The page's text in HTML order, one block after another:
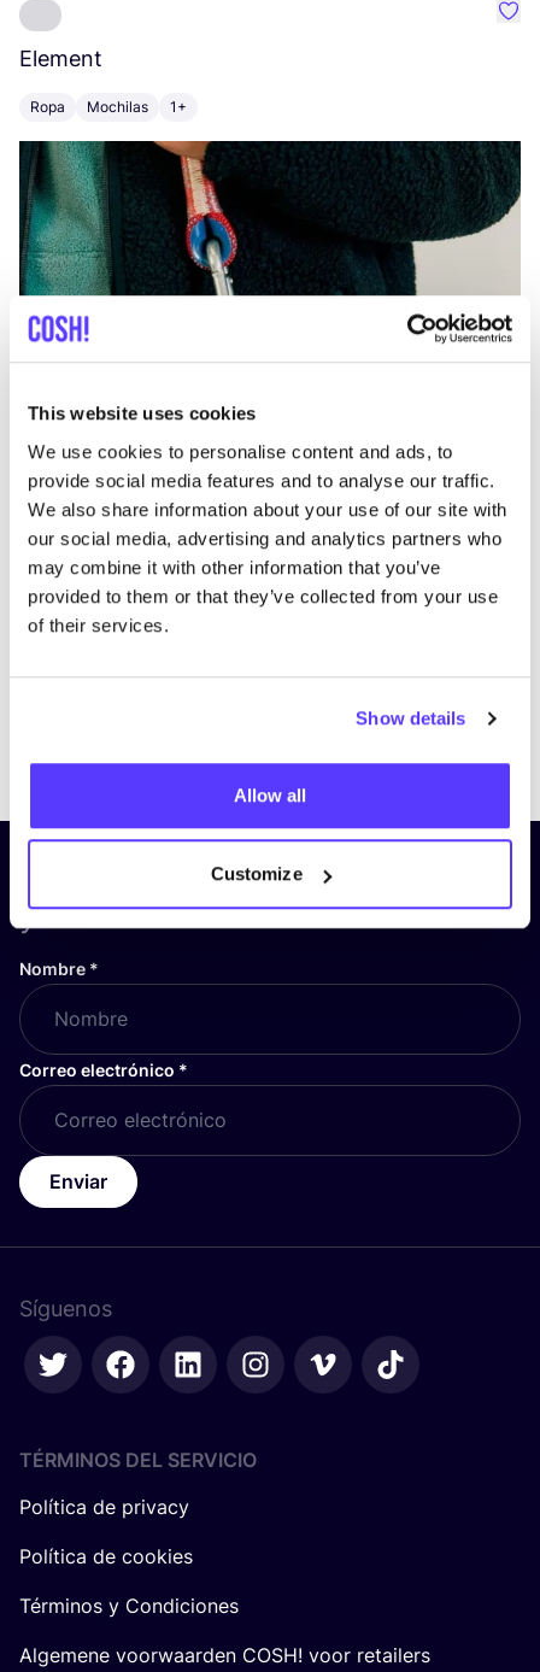
This website uses cookies
We use cookies to personalise content and ads, to
provide social media features and to analyse our traffic.
We also share information about your use of our site with
our social media, advertising and analytics partners who
may combine it with other information that you’ve
provided to them or that they’ve collected from your use
of their services.
Show details
Allow all
Customize
Element
Ropa Mochilas 1+
¡Suscríbete a nuestro boletín
y mantente informado!
Nombre *
Correo electrónico *
Enviar
Síguenos
TÉRMINOS DEL SERVICIO
Política de privacy
Política de cookies
Términos y Condiciones
Algemene voorwaarden COSH! voor retailers